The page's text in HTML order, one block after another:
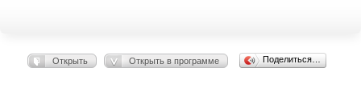
Открыть Открыть в программе Поделиться…